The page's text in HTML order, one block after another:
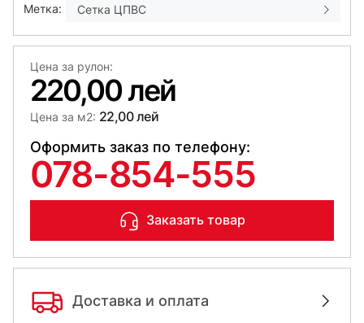
Метка: Сетка ЦПВС
Цена за рулон:
220,00 лей
Цена за м2: 22,00 лей
Оформить заказ по телефону:
078-854-555
Заказать товар
Доставка и оплата